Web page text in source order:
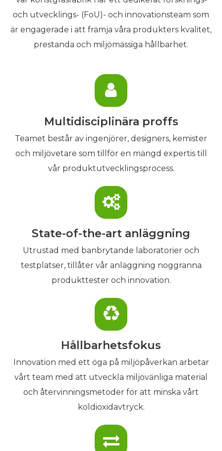
och utvecklings- (FoU)- och innovationsteam som
är engagerade i att främja våra produkters kvalitet,
prestanda och miljömässiga hållbarhet.
Multidisciplinära proffs
Teamet består av ingenjörer, designers, kemister
och miljövetare som tillför en mängd expertis till
vår produktutvecklingsprocess.
State-of-the-art anläggning
Utrustad med banbrytande laboratorier och
testplatser, tillåter vår anläggning noggranna
produkttester och innovation.
Hållbarhetsfokus
Innovation med ett öga på miljöpåverkan arbetar
vårt team med att utveckla miljövänliga material
och återvinningsmetoder för att minska vårt
koldioxidavtryck.